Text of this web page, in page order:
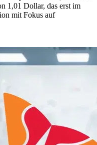
1,01 Dollar, das erst im
mit Fokus auf